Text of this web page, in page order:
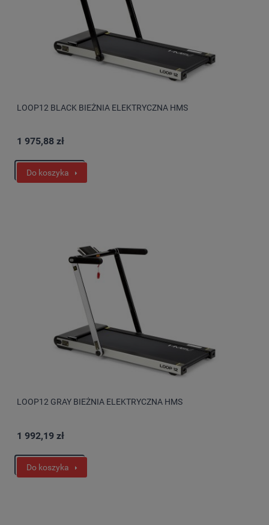
LOOP12 BLACK BIEŻNIA ELEKTRYCZNA HMS
1 975,88 zł
Do koszyka
LOOP12 GRAY BIEŻNIA ELEKTRYCZNA HMS
1 992,19 zł
Do koszyka